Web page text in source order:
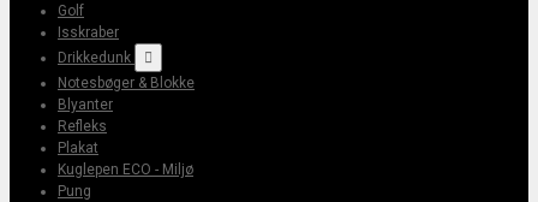
Golf
Isskraber
Drikkedunk

Notesbøger & Blokke
Blyanter
Refleks
Plakat
Kuglepen ECO - Miljø
Pung